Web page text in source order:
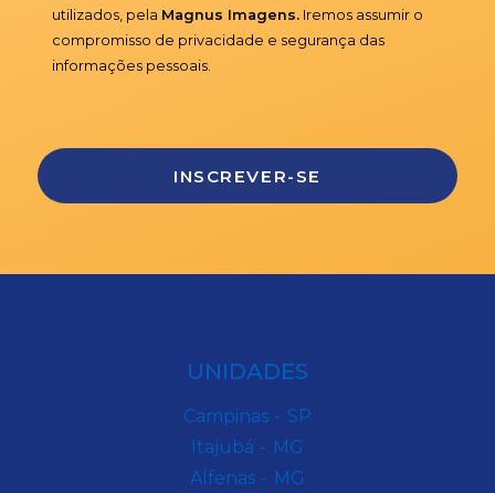
utilizados, pela Magnus Imagens.Iremos assumir o
compromisso de privacidade e segurança das
informações pessoais.
UNIDADES
Campinas - SP
Itajubá - MG
Alfenas - MG